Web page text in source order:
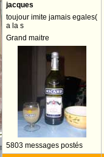
jacques
toujour imite jamais egales(
a la s
Grand maitre
5803 messages postés